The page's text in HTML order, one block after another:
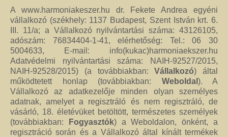
nőknek.
Fantázia ékszer
Ezen az oldalon olyan különleges és divatos ékszereket talál, amelyeket csak
részben én készítettem. Úgy vélem, helyük van a Harmónia Ékszerek
világában, mivel ezek is az egyéniség szépségét emelik ki. Nagy gonddal
válogattam ki azokat az ékszereket, amelyek megfelelnek ennek a magas
minőségi és esztétikai követelménynek. Ezeket az ékszereket azoknak
ajánlom, akik nem ragaszkodnak az ásványokhoz, féldrágakövekhez, illetve
kristályokhoz, de rajonganak az egyéni ötletekért, és valami különlegesre
vágynak. Kiváló ajándék lehet belőlük születésnapra, névnapra, karácsonyra.
Garantáltan örömöt szerezhet velük szeretteinek.
A www.harmoniakeszer.hu dr. Fekete Andrea egyéni
vállalkozó (székhely: 1137 Budapest, Szent István krt. 6.
III. 11/a; a Vállalkozó nyilvántartási száma: 43126105,
adószám: 76834404-1-41, elérhetőség: Tel.: 06 30
5004633, E-mail: info(kukac)harmoniaekszer.hu
Adatvédelmi nyilvántartási száma: NAIH-92527/2015,
NAIH-92528/2015) (a továbbiakban:Vállalkozó) által
működtetett honlap (továbbiakban: Weboldal ). A
Vállalkozó az adatkezelője minden olyan személyes
adatnak, amelyet a regisztráló és nem regisztráló, de
vásárló, 18. életévüket betöltött, természetes személyek
(továbbiakban:
Fogyasztók) a Weboldalon, önként, a
regisztráció során és a Vállalkozó által kínált termékek